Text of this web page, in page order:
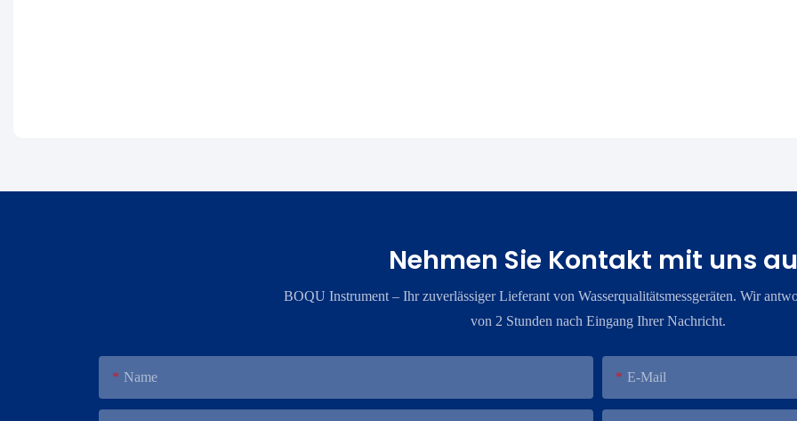
Nehmen Sie Kontakt mit uns
BOQU Instrument – ​​Ihr zuverlässiger Lieferant von Wasserqualitätsmessgeräten. Wir
von 2 Stunden nach Eingang Ihrer Nachricht.
Name E-Mail